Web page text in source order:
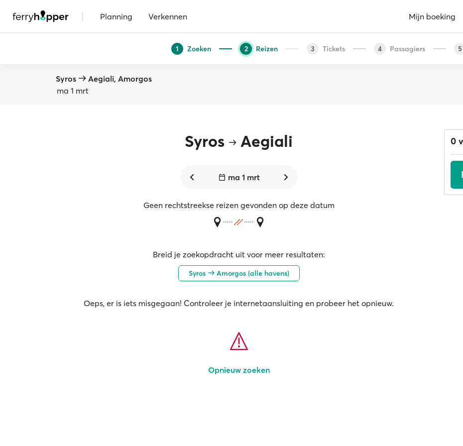
| Planning Verkennen Mijn boeking
1 Zoeken 2 Reizen 3 Tickets 4 Passagiers 5
Syros
Aegiali, Amorgos
ma 1 mrt
Syros Aegiali
ma 1 mrt
Geen rechtstreekse reizen gevonden op deze datum
Breid je zoekopdracht uit voor meer resultaten:
Syros Amorgos (alle havens)
Oeps, er is iets misgegaan! Controleer je internetaansluiting en probeer het opnieuw.
Opnieuw zoeken
0